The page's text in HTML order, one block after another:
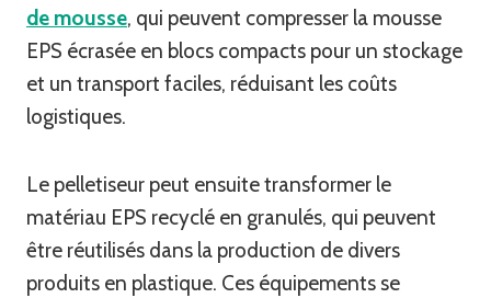
de mousse, qui peuvent compresser la mousse
EPS écrasée en blocs compacts pour un stockage
et un transport faciles, réduisant les coûts
logistiques.
Le pelletiseur peut ensuite transformer le
matériau EPS recyclé en granulés, qui peuvent
être réutilisés dans la production de divers
produits en plastique. Ces équipements se